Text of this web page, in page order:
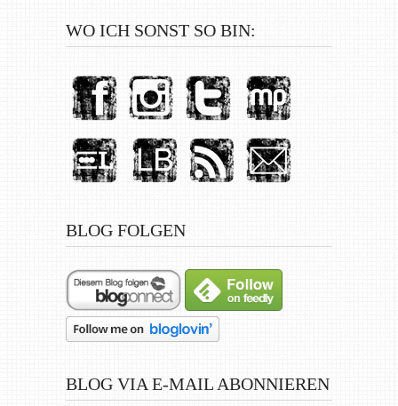
WO ICH SONST SO BIN:
BLOG FOLGEN
BLOG VIA E-MAIL ABONNIEREN